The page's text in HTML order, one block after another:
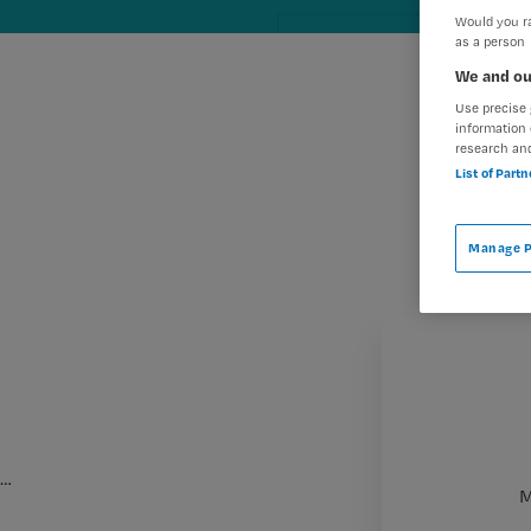
…
Would you
as a person
We and
Use
information
research
List of
Manage